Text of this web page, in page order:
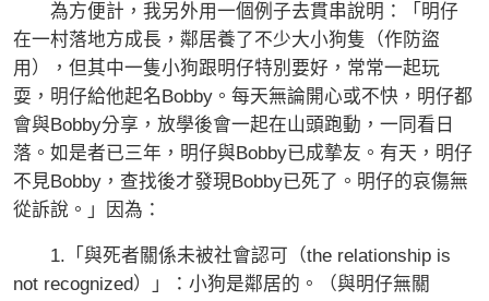
為方便計，我另外用一個例子去貫串說明：「明仔
在一村落地方成長，鄰居養了不少大小狗隻（作防盜
用），但其中一隻小狗跟明仔特別要好，常常一起玩
耍，明仔給他起名Bobby。每天無論開心或不快，明仔都
會與Bobby分享，放學後會一起在山頭跑動，一同看日
落。如是者已三年，明仔與Bobby已成摯友。有天，明仔
不見Bobby，查找後才發現Bobby已死了。明仔的哀傷無
從訴說。」因為：
1.「與死者關係未被社會認可（the relationship is
not recognized）」：小狗是鄰居的。（與明仔無關